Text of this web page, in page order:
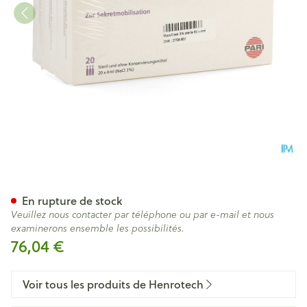
76,04 €
En rupture de stock
Veuillez nous contacter par téléphone ou par e-mail et nous
examinerons ensemble les possibilités.
Voir tous les produits de Henrotech